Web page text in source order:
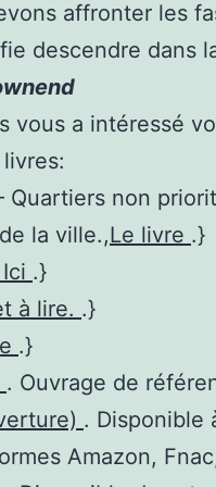
affronter les
descendre dans
vous a intéressé
Quartiers non
la ville.,Le livre .}
.}
à lire. .}
.}
. Ouvrage de
. Disponible
Amazon,